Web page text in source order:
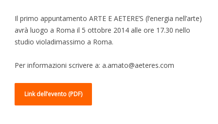
Il primo appuntamento ARTE E AETERE’S (l’energia nell’arte)
avrà luogo a Roma il 5 ottobre 2014 alle ore 17.30 nello
studio violadimassimo a Roma.
Per informazioni scrivere a: a.amato@aeteres.com
Link dell’evento (PDF)